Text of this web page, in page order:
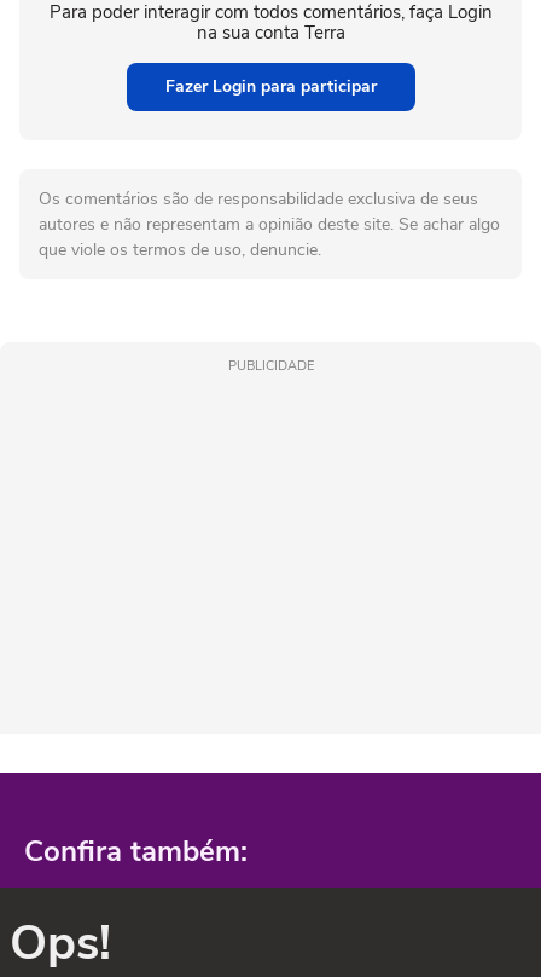
Para poder interagir com todos comentários, faça Login
na sua conta Terra
Fazer Login para participar
Os comentários são de responsabilidade exclusiva de seus
autores e não representam a opinião deste site. Se achar algo
que viole os termos de uso, denuncie.
PUBLICIDADE
Confira também:
Ops!